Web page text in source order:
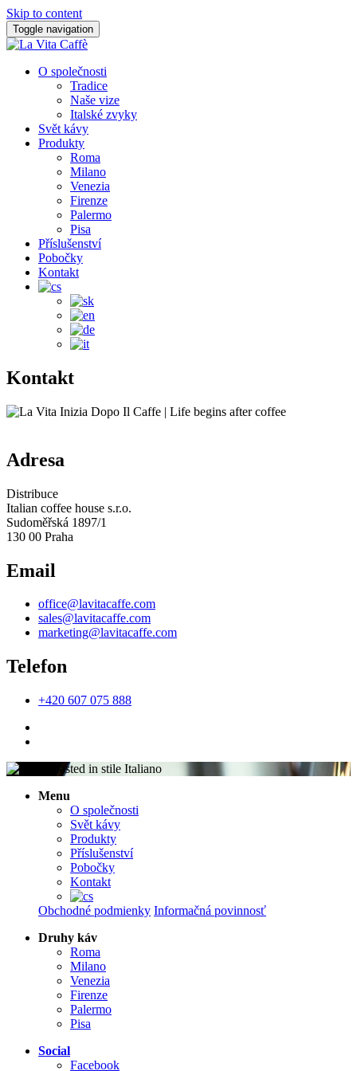
Skip to content
Toggle navigation
O společnosti
Tradice
Naše vize
Italské zvyky
Svět kávy
Produkty
Roma
Milano
Venezia
Firenze
Palermo
Pisa
Příslušenství
Pobočky
Kontakt
Kontakt
Adresa
Distribuce
Italian coffee house s.r.o.
Sudoměřská 1897/1
130 00 Praha
Email
office@lavitacaffe.com
sales@lavitacaffe.com
marketing@lavitacaffe.com
Telefon
+420 607 075 888
Menu
O společnosti
Svět kávy
Produkty
Příslušenství
Pobočky
Kontakt
Obchodné podmienky Informačná povinnosť
Druhy káv
Roma
Milano
Venezia
Firenze
Palermo
Pisa
Social
Facebook